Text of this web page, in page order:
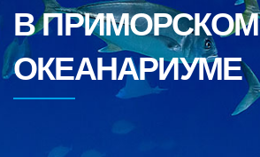
В ПРИМОРСКОМ
ОКЕАНАРИУМЕ